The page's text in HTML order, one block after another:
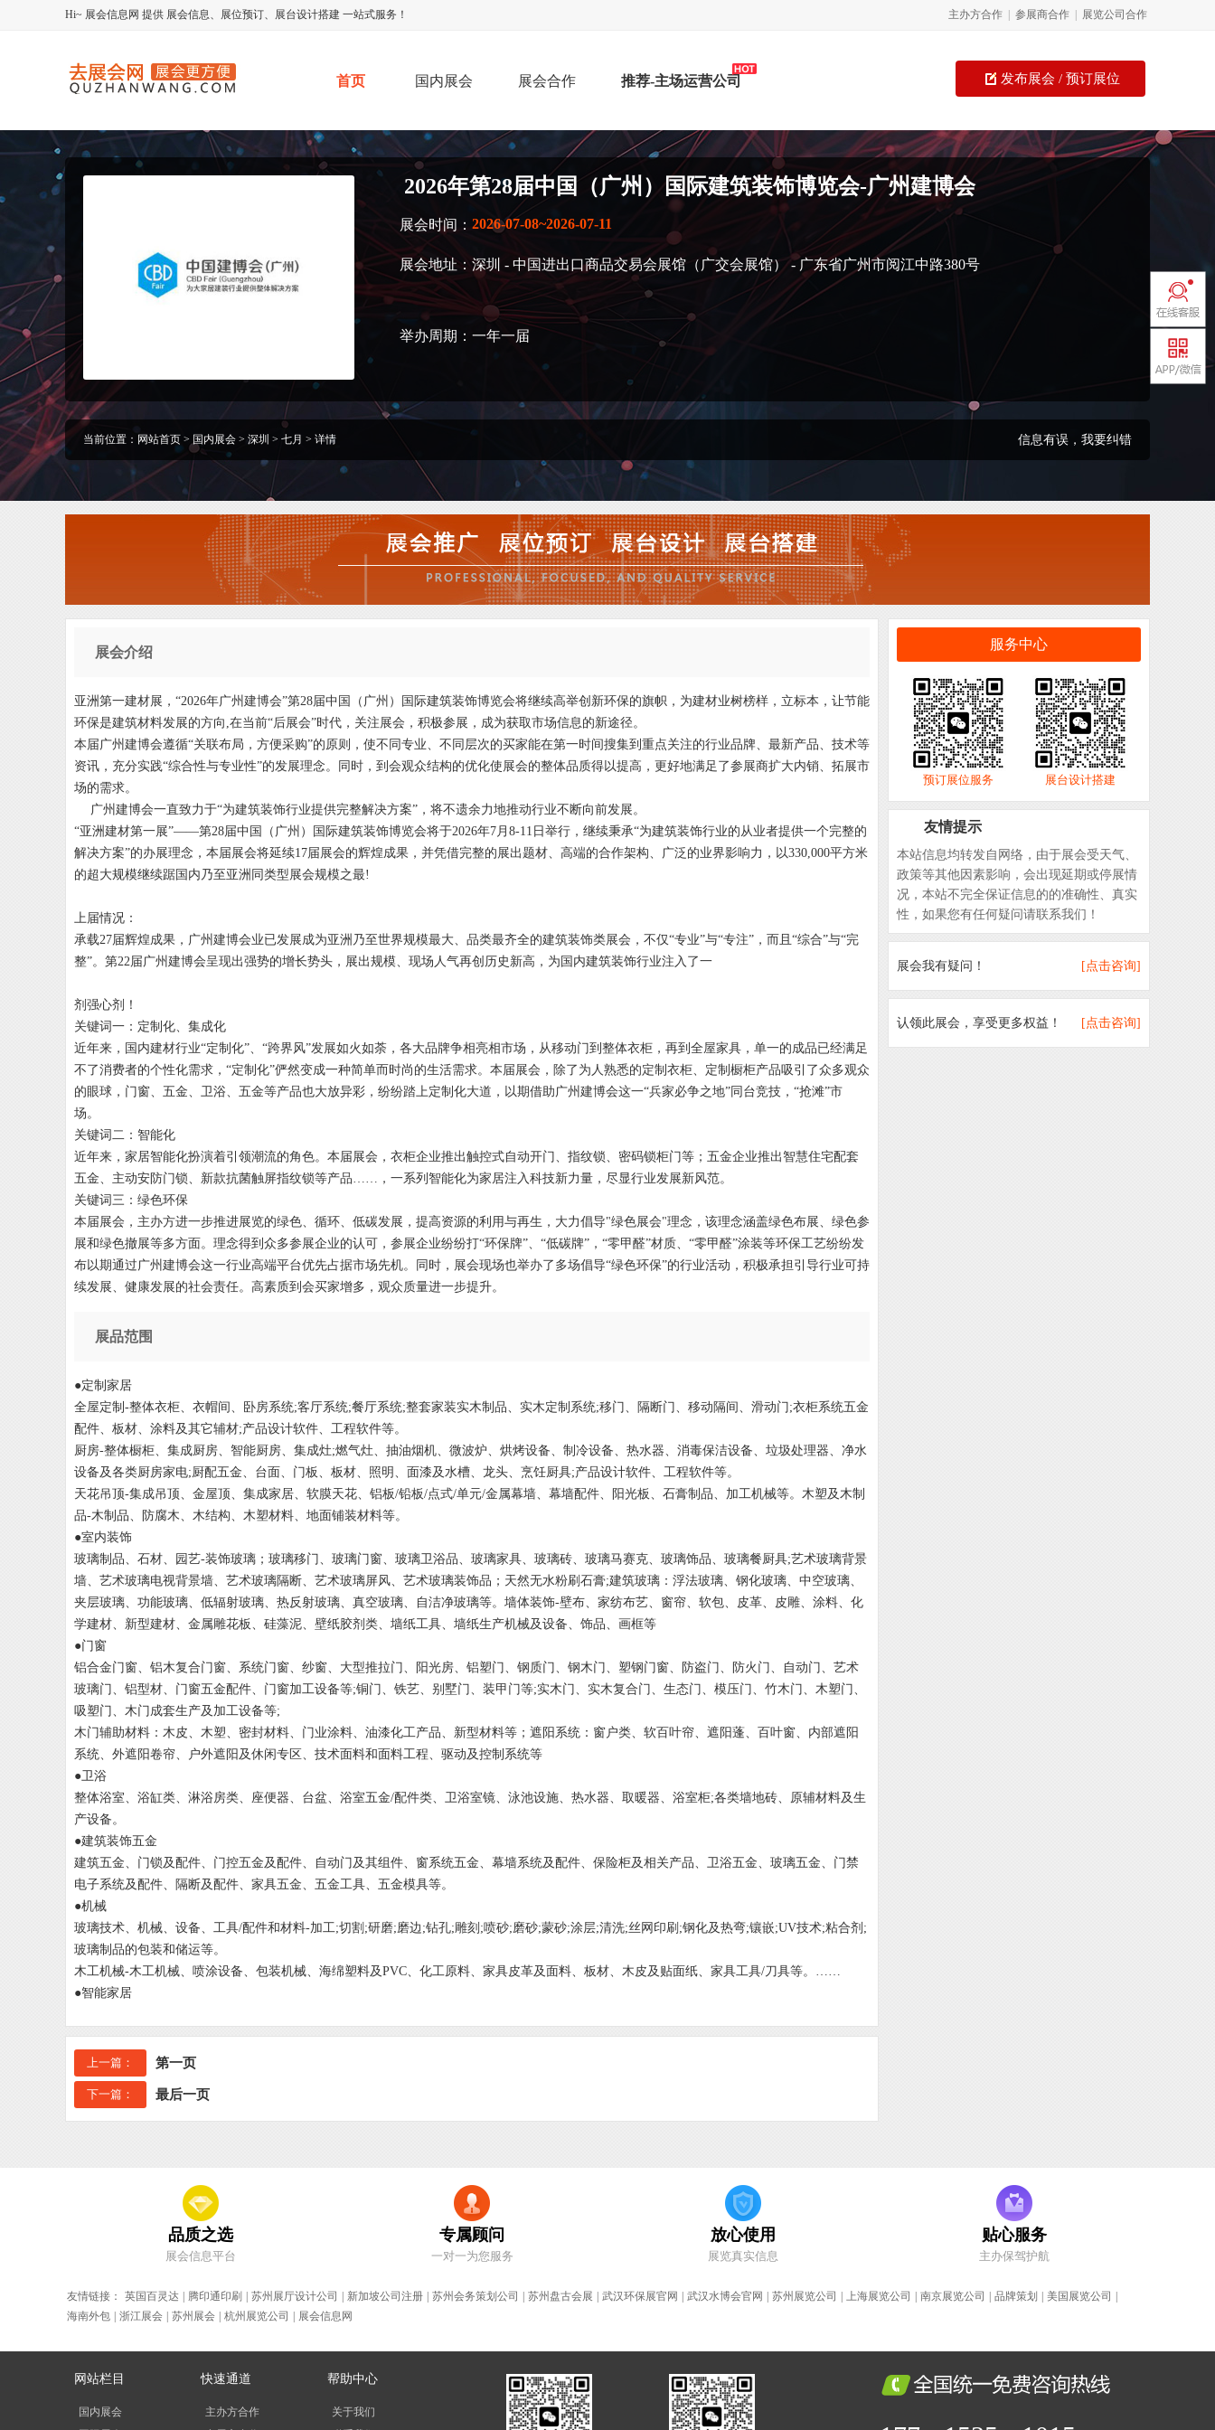
Hi~ 展会信息网 提供 展会信息、展位预订、展台设计搭建 一站式服务！ 展览公司合作
参展商合作
主办方合作
首页 国内展会 展会合作 推荐-主场运营公司 发布展会 / 预订展位
2026年第28届中国（广州）国际建筑装饰博览会-广州建博会
展会时间： 2026-07-08~2026-07-11
展会地址：深圳 - 中国进出口商品交易会展馆（广交会展馆） - 广东省广州市阅江中路380号
举办周期：一年一届
当前位置： 网站首页 > 国内展会 > 深圳 > 七月 > 详情 信息有误，我要纠错
展会介绍
亚洲第一建材展，“2026年广州建博会”第28届中国（广州）国际建筑装饰博览会将继续高举创新环保的旗帜，为建材业树榜样，立标本，让节能
环保是建筑材料发展的方向,在当前“后展会”时代，关注展会，积极参展，成为获取市场信息的新途径。
本届广州建博会遵循“关联布局，方便采购”的原则，使不同专业、不同层次的买家能在第一时间搜集到重点关注的行业品牌、最新产品、技术等
资讯，充分实践“综合性与专业性”的发展理念。同时，到会观众结构的优化使展会的整体品质得以提高，更好地满足了参展商扩大内销、拓展市
场的需求。
广州建博会一直致力于“为建筑装饰行业提供完整解决方案”，将不遗余力地推动行业不断向前发展。
“亚洲建材第一展”——第28届中国（广州）国际建筑装饰博览会将于2026年7月8-11日举行，继续秉承“为建筑装饰行业的从业者提供一个完整的
解决方案”的办展理念，本届展会将延续17届展会的辉煌成果，并凭借完整的展出题材、高端的合作架构、广泛的业界影响力，以330,000平方米
的超大规模继续踞国内乃至亚洲同类型展会规模之最!
上届情况：
承载27届辉煌成果，广州建博会业已发展成为亚洲乃至世界规模最大、品类最齐全的建筑装饰类展会，不仅“专业”与“专注”，而且“综合”与“完
整”。第22届广州建博会呈现出强势的增长势头，展出规模、现场人气再创历史新高，为国内建筑装饰行业注入了一
剂强心剂！
关键词一：定制化、集成化
近年来，国内建材行业“定制化”、“跨界风”发展如火如荼，各大品牌争相亮相市场，从移动门到整体衣柜，再到全屋家具，单一的成品已经满足
不了消费者的个性化需求，“定制化”俨然变成一种简单而时尚的生活需求。本届展会，除了为人熟悉的定制衣柜、定制橱柜产品吸引了众多观众
的眼球，门窗、五金、卫浴、五金等产品也大放异彩，纷纷踏上定制化大道，以期借助广州建博会这一“兵家必争之地”同台竞技，“抢滩”市
场。
关键词二：智能化
近年来，家居智能化扮演着引领潮流的角色。本届展会，衣柜企业推出触控式自动开门、指纹锁、密码锁柜门等；五金企业推出智慧住宅配套
五金、主动安防门锁、新款抗菌触屏指纹锁等产品……，一系列智能化为家居注入科技新力量，尽显行业发展新风范。
关键词三：绿色环保
本届展会，主办方进一步推进展览的绿色、循环、低碳发展，提高资源的利用与再生，大力倡导"绿色展会"理念，该理念涵盖绿色布展、绿色参
展和绿色撤展等多方面。理念得到众多参展企业的认可，参展企业纷纷打“环保牌”、“低碳牌”，“零甲醛”材质、“零甲醛”涂装等环保工艺纷纷发
布以期通过广州建博会这一行业高端平台优先占据市场先机。同时，展会现场也举办了多场倡导“绿色环保”的行业活动，积极承担引导行业可持
续发展、健康发展的社会责任。高素质到会买家增多，观众质量进一步提升。
展品范围
●定制家居
全屋定制-整体衣柜、衣帽间、卧房系统;客厅系统;餐厅系统;整套家装实木制品、实木定制系统;移门、隔断门、移动隔间、滑动门;衣柜系统五金
配件、板材、涂料及其它辅材;产品设计软件、工程软件等。
厨房-整体橱柜、集成厨房、智能厨房、集成灶;燃气灶、抽油烟机、微波炉、烘烤设备、制冷设备、热水器、消毒保洁设备、垃圾处理器、净水
设备及各类厨房家电;厨配五金、台面、门板、板材、照明、面漆及水槽、龙头、烹饪厨具;产品设计软件、工程软件等。
天花吊顶-集成吊顶、金屋顶、集成家居、软膜天花、铝板/铅板/点式/单元/金属幕墙、幕墙配件、阳光板、石膏制品、加工机械等。木塑及木制
品-木制品、防腐木、木结构、木塑材料、地面铺装材料等。
●室内装饰
玻璃制品、石材、园艺-装饰玻璃；玻璃移门、玻璃门窗、玻璃卫浴品、玻璃家具、玻璃砖、玻璃马赛克、玻璃饰品、玻璃餐厨具;艺术玻璃背景
墙、艺术玻璃电视背景墙、艺术玻璃隔断、艺术玻璃屏风、艺术玻璃装饰品；天然无水粉刷石膏;建筑玻璃：浮法玻璃、钢化玻璃、中空玻璃、
夹层玻璃、功能玻璃、低辐射玻璃、热反射玻璃、真空玻璃、自洁净玻璃等。墙体装饰-壁布、家纺布艺、窗帘、软包、皮革、皮雕、涂料、化
学建材、新型建材、金属雕花板、硅藻泥、壁纸胶剂类、墙纸工具、墙纸生产机械及设备、饰品、画框等
●门窗
铝合金门窗、铝木复合门窗、系统门窗、纱窗、大型推拉门、阳光房、铝塑门、钢质门、钢木门、塑钢门窗、防盗门、防火门、自动门、艺术
玻璃门、铝型材、门窗五金配件、门窗加工设备等;铜门、铁艺、别墅门、装甲门等;实木门、实木复合门、生态门、模压门、竹木门、木塑门、
吸塑门、木门成套生产及加工设备等;
木门辅助材料：木皮、木塑、密封材料、门业涂料、油漆化工产品、新型材料等；遮阳系统：窗户类、软百叶帘、遮阳蓬、百叶窗、内部遮阳
系统、外遮阳卷帘、户外遮阳及休闲专区、技术面料和面料工程、驱动及控制系统等
●卫浴
整体浴室、浴缸类、淋浴房类、座便器、台盆、浴室五金/配件类、卫浴室镜、泳池设施、热水器、取暖器、浴室柜;各类墙地砖、原辅材料及生
产设备。
●建筑装饰五金
建筑五金、门锁及配件、门控五金及配件、自动门及其组件、窗系统五金、幕墙系统及配件、保险柜及相关产品、卫浴五金、玻璃五金、门禁
电子系统及配件、隔断及配件、家具五金、五金工具、五金模具等。
●机械
玻璃技术、机械、设备、工具/配件和材料-加工;切割;研磨;磨边;钻孔;雕刻;喷砂;磨砂;蒙砂;涂层;清洗;丝网印刷;钢化及热弯;镶嵌;UV技术;粘合剂;
玻璃制品的包装和储运等。
木工机械-木工机械、喷涂设备、包装机械、海绵塑料及PVC、化工原料、家具皮革及面料、板材、木皮及贴面纸、家具工具/刀具等。……
●智能家居
上一篇： 第一页
下一篇： 最后一页
服务中心
预订展位服务 展台设计搭建
友情提示
本站信息均转发自网络，由于展会受天气、
政策等其他因素影响，会出现延期或停展情
况，本站不完全保证信息的的准确性、真实
性，如果您有任何疑问请联系我们！
展会我有疑问！ [点击咨询]
认领此展会，享受更多权益！ [点击咨询]
品质之选
展会信息平台
专属顾问
一对一为您服务
放心使用
展览真实信息
贴心服务
主办保驾护航
友情链接： 英国百灵达 腾印通印刷 苏州展厅设计公司 新加坡公司注册 苏州会务策划公司 苏州盘古会展 武汉环保展官网 武汉水博会官网 苏州展览公司 上海展览公司 南京展览公司 品牌策划 美国展览公司
海南外包
浙江展会 苏州展会 杭州展览公司 展会信息网
网站栏目
国内展会
快速通道
主办方合作
帮助中心
关于我们